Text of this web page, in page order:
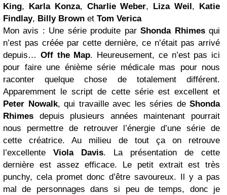
King, Karla Konza, Charlie Weber, Liza Weil, Katie
Findlay, Billy Brown et Tom Verica
Mon avis : Une série produite parShonda Rhimesqui
n’est pas créée par cette dernière, ce n’était pas arrivé
depuis… Off the Map. Heureusement, ce n’est pas ici
pour faire une énième série médicale mas pour nous
raconter quelque chose de totalement différent.
Apparemment le script de cette série est excellent et
Peter Nowalk, qui travaille avec les séries de Shonda
Rhimes depuis plusieurs années maintenant pourrait
nous permettre de retrouver l’énergie d’une série de
cette créatrice. Au milieu de tout ça on retrouve
l’excellente Viola Davis. La présentation de cette
dernière est assez efficace. Le petit extrait est très
punchy, cela promet donc d’être savoureux. Il y a pas
mal de personnages dans si peu de temps, donc je